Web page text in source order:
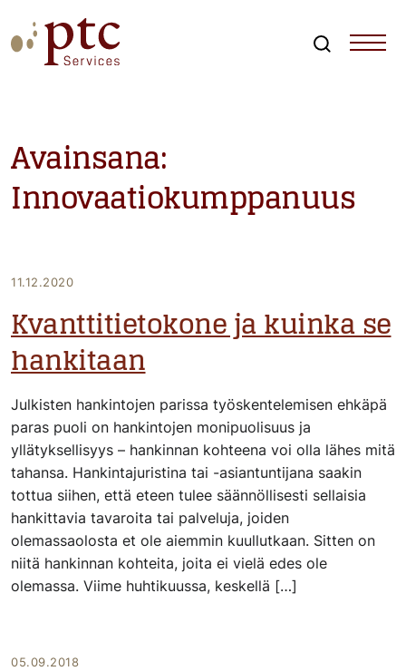
to
content
Avainsana:
Innovaatiokumppanuus
11.12.2020
Kvanttitietokone ja kuinka se
hankitaan
Julkisten hankintojen parissa työskentelemisen ehkäpä
paras puoli on hankintojen monipuolisuus ja
yllätyksellisyys – hankinnan kohteena voi olla lähes mitä
tahansa. Hankintajuristina tai -asiantuntijana saakin
tottua siihen, että eteen tulee säännöllisesti sellaisia
hankittavia tavaroita tai palveluja, joiden
olemassaolosta et ole aiemmin kuullutkaan. Sitten on
niitä hankinnan kohteita, joita ei vielä edes ole
olemassa. Viime huhtikuussa, keskellä […]
05.09.2018